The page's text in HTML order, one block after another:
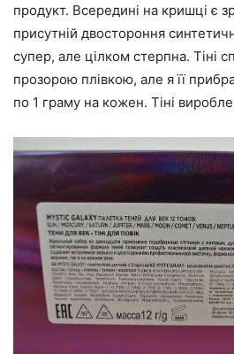
продукт. Всередині на кришці є
присутній двостороння
супер, але цілком стерпна. Тіні
прозорою плівкою, але я її
по 1 граму на кожен. Тіні